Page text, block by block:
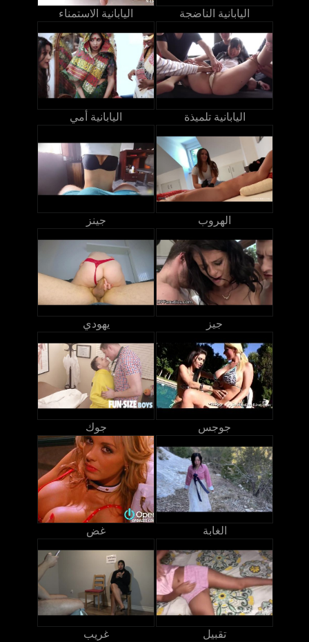
اليابانية الاستمناء اليابانية الناضجة
اليابانية أمي اليابانية تلميذة
جينز الهروب
يهودي جيز
جوك جوجس
غض الغابة
غريب تقبيل